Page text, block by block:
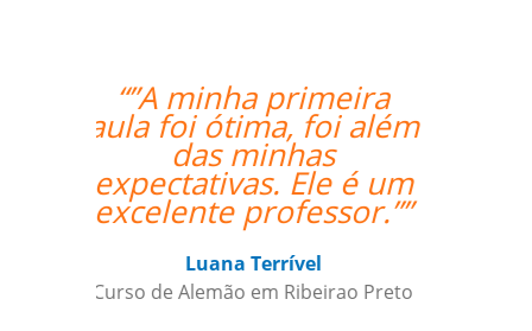
“”A aluna esta
adorando o curso e
também gostou
bastante da
professora.””
Gustavo Chelin
Curso de Português em Jundiaí